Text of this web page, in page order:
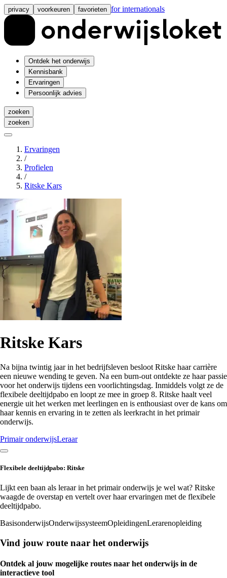
privacy voorkeuren favorieten for internationals
Ontdek het onderwijs
Kennisbank
Ervaringen
Persoonlijk advies
zoeken
zoeken
Ervaringen
/
Profielen
/
Ritske Kars
Ritske Kars
Na bijna twintig jaar in het bedrijfsleven besloot Ritske haar carrière
een nieuwe wending te geven. Na een burn-out ontdekte ze haar passie
voor het onderwijs tijdens een voorlichtingsdag. Inmiddels volgt ze de
flexibele deeltijdpabo en loopt ze mee in groep 8. Ritske haalt veel
energie uit het werken met leerlingen en is enthousiast over de kans om
haar kennis en ervaring in te zetten als leerkracht in het primair
onderwijs.
Primair onderwijsLeraar
Flexibele deeltijdpabo: Ritske
Lijkt een baan als leraar in het primair onderwijs je wel wat? Ritske
waagde de overstap en vertelt over haar ervaringen met de flexibele
deeltijdpabo.
BasisonderwijsOnderwijssysteemOpleidingenLerarenopleiding
Vind jouw route naar het onderwijs
Ontdek al jouw mogelijke routes naar het onderwijs in de
interactieve tool